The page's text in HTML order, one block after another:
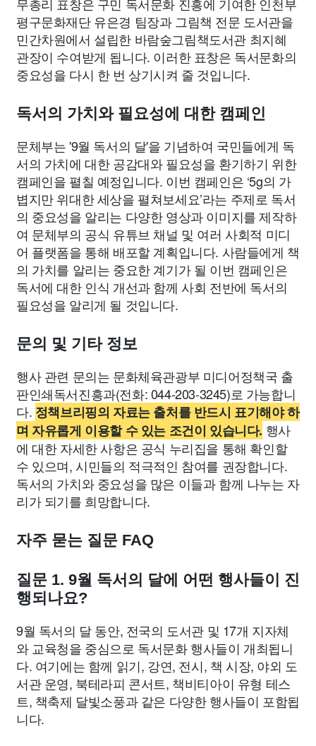
평구문화재단 유은경 팀장과 그림책 전문 도서관을
민간차원에서 설립한 바람숲그림책도서관 최지혜
관장이 수여받게 됩니다. 이러한 표창은 독서문화의
중요성을 다시 한 번 상기시켜 줄 것입니다.
독서의 가치와 필요성에 대한 캠페인
문체부는 '9월 독서의 달'을 기념하여 국민들에게 독
서의 가치에 대한 공감대와 필요성을 환기하기 위한
캠페인을 펼칠 예정입니다. 이번 캠페인은 ‘5g의 가
볍지만 위대한 세상을 펼쳐보세요’라는 주제로 독서
의 중요성을 알리는 다양한 영상과 이미지를 제작하
여 문체부의 공식 유튜브 채널 및 여러 사회적 미디
어 플랫폼을 통해 배포할 계획입니다. 사람들에게 책
의 가치를 알리는 중요한 계기가 될 이번 캠페인은
독서에 대한 인식 개선과 함께 사회 전반에 독서의
필요성을 알리게 될 것입니다.
문의 및 기타 정보
행사 관련 문의는 문화체육관광부 미디어정책국 출
판인쇄독서진흥과(전화: 044-203-3245)로 가능합니
다. 정책브리핑의 자료는 출처를 반드시 표기해야 하
며 자유롭게 이용할 수 있는 조건이 있습니다. 행사
에 대한 자세한 사항은 공식 누리집을 통해 확인할
수 있으며, 시민들의 적극적인 참여를 권장합니다.
독서의 가치와 중요성을 많은 이들과 함께 나누는 자
리가 되기를 희망합니다.
자주 묻는 질문 FAQ
질문 1. 9월 독서의 달에 어떤 행사들이 진
행되나요?
9월 독서의 달 동안, 전국의 도서관 및 17개 지자체
와 교육청을 중심으로 독서문화 행사들이 개최됩니
다. 여기에는 함께 읽기, 강연, 전시, 책 시장, 야외 도
서관 운영, 북테라피 콘서트, 책비티아이 유형 테스
트, 책축제 달빛소풍과 같은 다양한 행사들이 포함됩
니다.